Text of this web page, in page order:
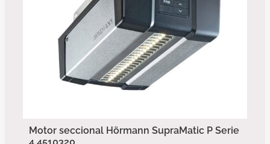
Motor seccional Hörmann SupraMatic P Serie
4 4510320